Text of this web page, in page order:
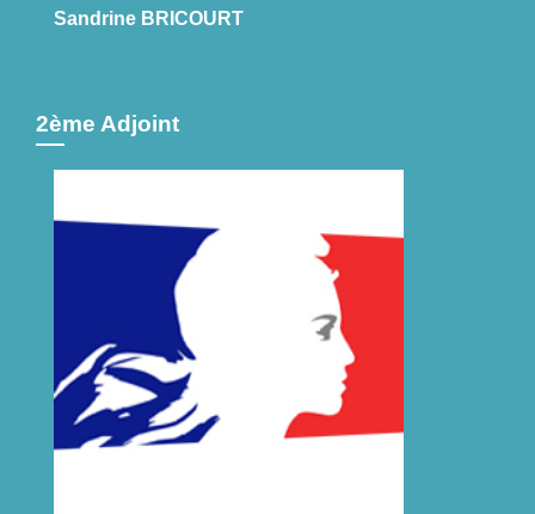
Sandrine BRICOURT
2ème Adjoint